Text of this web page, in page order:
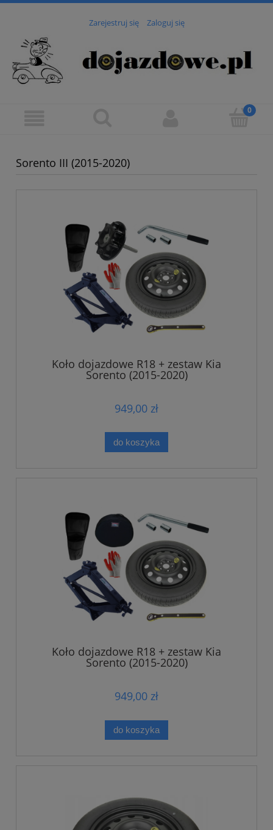
Zarejestruj się Zaloguj się
Sorento III (2015-2020)
Koło dojazdowe R18 + zestaw Kia
Sorento (2015-2020)
949,00 zł
do koszyka
Koło dojazdowe R18 + zestaw Kia
Sorento (2015-2020)
949,00 zł
do koszyka